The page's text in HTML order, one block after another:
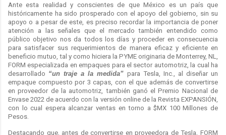
Ante esta realidad y conscientes de que México es un país que
históricamente ha sido prosperado con el apoyo del gobierno, sin su
apoyo o a pesar de este, es preciso recordar la importancia de poner
atención a las señales que el mercado también entendido como
público objetivo nos da todos los días y proceder en consecuencia
para satisfacer sus requerimientos de manera eficaz y eficiente en
beneficio mutuo, tal y como hiciera la PYME originaria de Monterrey, NL,
FORM especializada en empaques para el sector automotriz, la cual ha
desarrollado “un traje a la medida” para Tesla, Inc., al diseñar un
empaque compuesto por 3 capas, con el que además de convertirse
en proveedor de la automotriz, también ganó el Premio Nacional de
Envase 2022 de acuerdo con la versión online de la Revista EXPANSIÓN,
con lo cual espera alcanzar ventas en torno a $MX 100 Millones de
Pesos.
Destacando que, antes de convertirse en proveedora de Tesla, FORM